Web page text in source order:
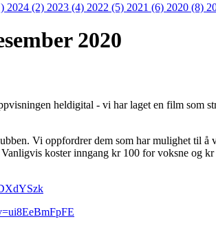
2024 (2) 2023 (4) 2022 (5) 2021 (6) 2020 (8)
2020
heldigital - vi har laget en film som
Vi oppfordrer dem som har mulighet til å
koster inngang kr 100 for voksne og